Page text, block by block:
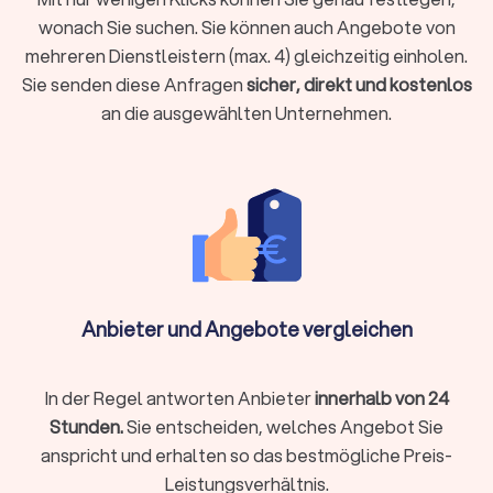
Baufinanzierung, Hypotheken & Immobilien
Finanzierungen rund um Immobilienkauf, Immobilienverkauf
und deren Unterhaltung stellen schnell vor
Beste aus Ihrer Immobiliensituation herauszuholen.
Vermögensverwaltung, Finanzplanung & -
Wer Vermögen hat, möchte es behalten und erhöhen. Wer
noch am Anfang der Finanzplanung steht, möchte Vermögen
Finanzplanung und -beratung finden Sie bei uns wertvolle
Hinweise auf die passende Finanzberatung in Calw.
wonach Sie suchen. Sie können auch Angebote von
mehreren Dienstleistern (max. 4) gleichzeitig einholen.
Sie senden diese Anfragensicher, direkt und kostenlos
an die ausgewählten Unternehmen.
Anbieter und Angebote vergleichen
In der Regel antworten Anbieterinnerhalb von 24
Stunden.Sie entscheiden, welches Angebot Sie
anspricht und erhalten so das bestmögliche Preis-
Leistungsverhältnis.